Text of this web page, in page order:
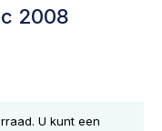
2008
U kunt een